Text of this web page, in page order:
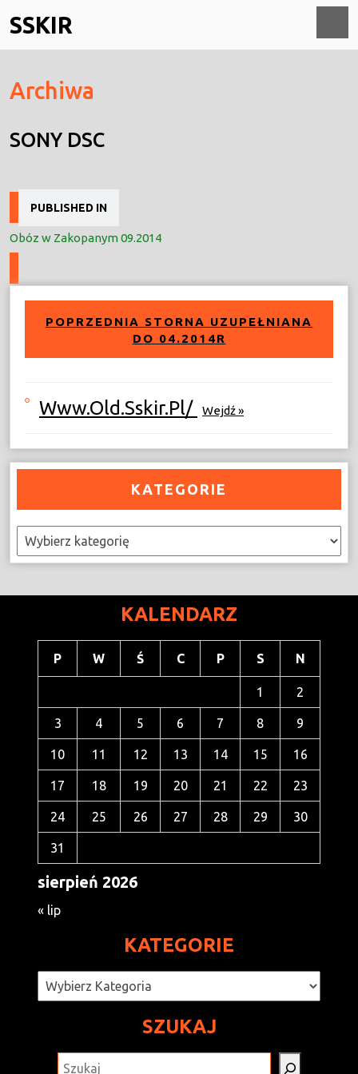
to
content
SSKIR
Archiwa
SONY DSC
Nawigacja
wpisu
PUBLISHED IN
Obóz w Zakopanym 09.2014
POPRZEDNIA STORNA UZUPEŁNIANA
DO 04.2014R
Www.old.sskir.pl/ Wejdź »
KATEGORIE
Kategorie
KALENDARZ
sierpień 2026
P W Ś C P S N
1 2
3 4 5 6 7 8 9
10 11 12 13 14 15 16
17 18 19 20 21 22 23
24 25 26 27 28 29 30
31
« lip
KATEGORIE
Kategorie
SZUKAJ